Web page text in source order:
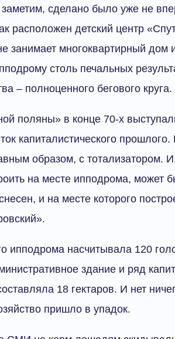
сделано было уже не
расположен детский центр
занимает многоквартирный дом
столь печальных
– полноценного бегового круга.
поляны» в конце 70-х
капиталистического
образом, с тотализатором.
на месте ипподрома, может
и на месте которого
ипподрома насчитывала 120
здание и ряд
18 гектаров. И нет
пришло в упадок.